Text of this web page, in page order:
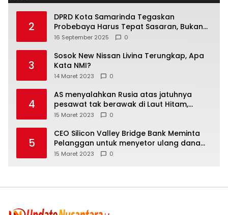
2
DPRD Kota Samarinda Tegaskan
Probebaya Harus Tepat Sasaran, Bukan
Hanya Infrastruktur Semata
16 September 2025 0
3
Sosok New Nissan Livina Terungkap, Apa
Kata NMI?
14 Maret 2023 0
4
AS menyalahkan Rusia atas jatuhnya
pesawat tak berawak di Laut Hitam,
Moskow menyangkal
15 Maret 2023 0
5
CEO Silicon Valley Bridge Bank Meminta
Pelanggan untuk menyetor ulang dana
Mereka
15 Maret 2023 0